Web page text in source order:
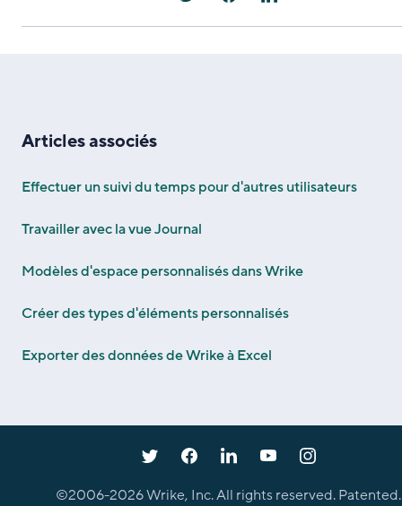
Articles associés
Effectuer un suivi du temps pour d'autres utilisateurs
Travailler avec la vue Journal
Modèles d'espace personnalisés dans Wrike
Créer des types d'éléments personnalisés
Exporter des données de Wrike à Excel
©2006-2026Wrike, Inc. All rights reserved. Patented.